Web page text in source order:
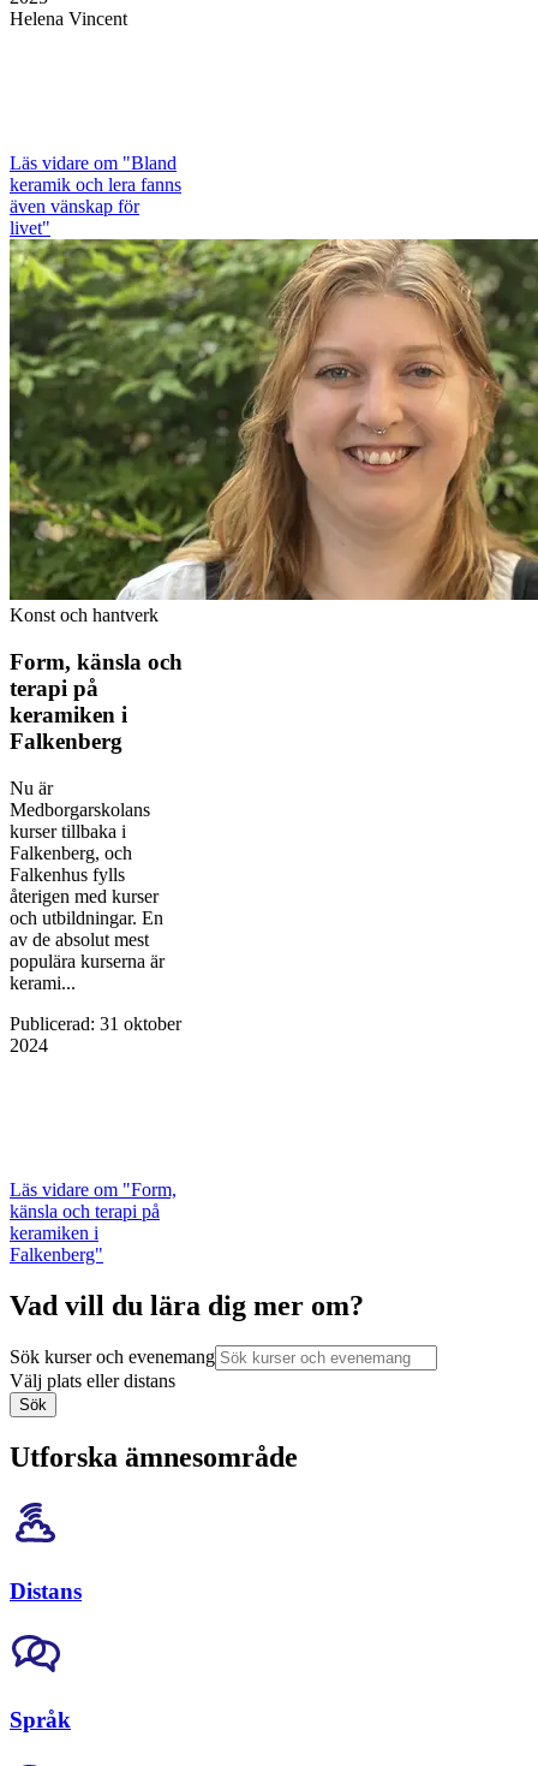
Helena Vincent
Läs vidare om "Bland
keramik och lera fanns
även vänskap för
livet"
Konst och hantverk
Form, känsla och
terapi på
keramiken i
Falkenberg
Nu är
Medborgarskolans
kurser tillbaka i
Falkenberg, och
Falkenhus fylls
återigen med kurser
och utbildningar. En
av de absolut mest
populära kurserna är
kerami...
Publicerad: 31 oktober
2024
Läs vidare om "Form,
känsla och terapi på
keramiken i
Falkenberg"
Vad vill du lära dig mer om?
Sök kurser och evenemang
Välj plats eller distans
Sök
Utforska ämnesområde
Distans
Språk